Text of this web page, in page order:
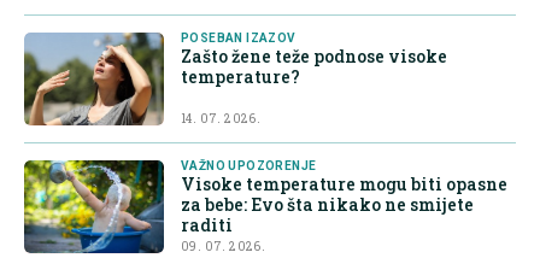
POSEBAN IZAZOV
Zašto žene teže podnose visoke
temperature?
14. 07. 2026.
VAŽNO UPOZORENJE
Visoke temperature mogu biti opasne
za bebe: Evo šta nikako ne smijete
raditi
09. 07. 2026.